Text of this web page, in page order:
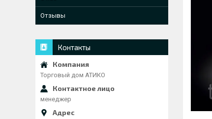
Отзывы
Контакты
Торговый дом АТИКО
менеджер